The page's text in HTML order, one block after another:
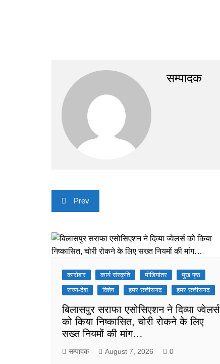
सम्पादक
Post
navigation
Prev
कारोबार कार्य संस्कृति मीडियांतर
मुख पृष्ठ
राज्य-देश
विशेष हमर छत्तीसगढ़ हमर छत्तीसगढ़
बिलासपुर सराफा एसोसिएशन ने दिव्या ज्वेलर्स
को किया निष्कासित, चोरी रोकने के लिए
सख्त नियमों की मांग…
सम्पादक August 7, 2026 0